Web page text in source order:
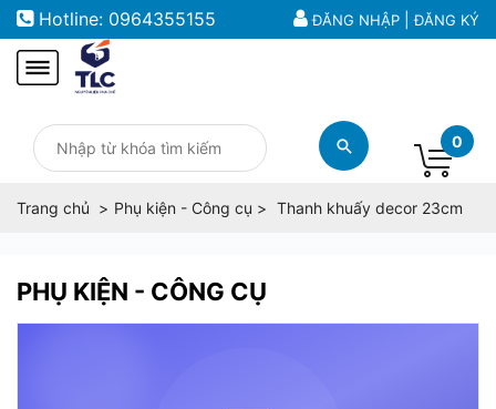
ĐĂNG NHẬP |ĐĂNG KÝ
Hotline: 0964355155
0
Trang chủ Phụ kiện - Công cụ Thanh khuấy decor 23cm
PHỤ KIỆN - CÔNG CỤ